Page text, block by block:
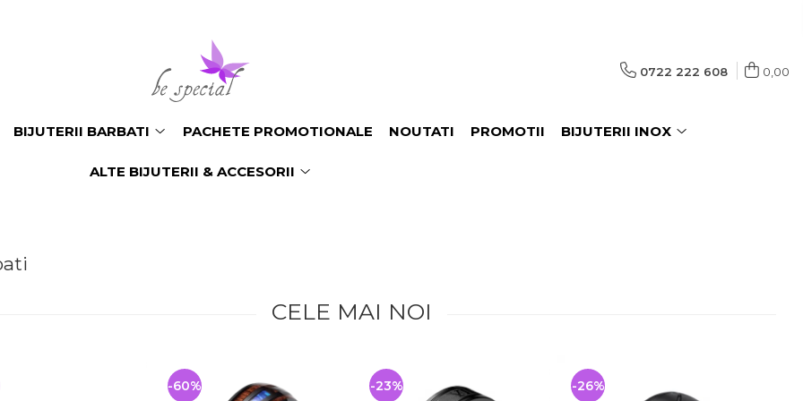
0722 222 608 0,00
BIJUTERII BARBATI PACHETE PROMOTIONALE NOUTATI PROMOTII BIJUTERII INOX
ALTE BIJUTERII & ACCESORII
CELE MAI NOI
-60% -23% -26%